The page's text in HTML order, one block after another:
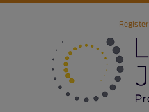
Register